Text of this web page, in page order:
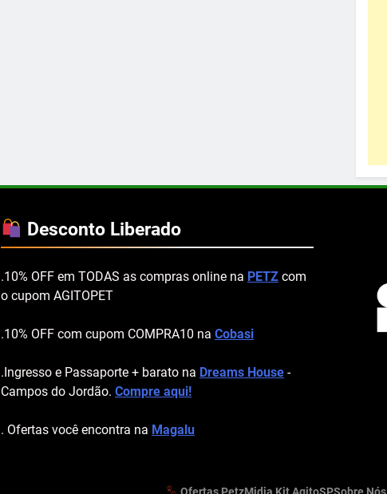
Desconto Liberado
.10% OFF em TODAS as compras online na PETZ com
o cupom AGITOPET
.10% OFF com cupom COMPRA10 na Cobasi
.Ingresso e Passaporte + barato na Dreams House -
Campos do Jordão. Compre aqui!
. Ofertas você encontra na Magalu